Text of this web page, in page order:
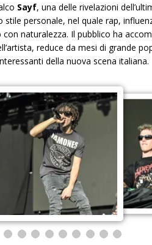
Sayf, una delle rivelazioni
personale, nel quale rap,
naturalezza. Il pubblico ha
reduce da mesi di grande
della nuova scena italiana.